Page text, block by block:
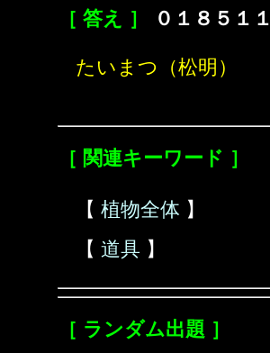
［ 答え ］ ０１８５１１
たいまつ（松明）
［ 関連キーワード ］
【 植物全体 】
【 道具 】
［ ランダム出題 ］